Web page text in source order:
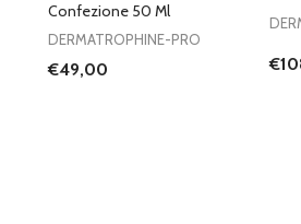
Confezione 50 Ml
DERMATROPHINE-PRO
€49,00